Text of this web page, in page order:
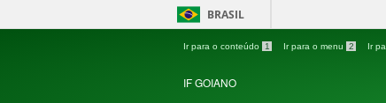
BRASIL
Ir para o conteúdo 1 Ir para o menu 2 Ir
IF GOIANO